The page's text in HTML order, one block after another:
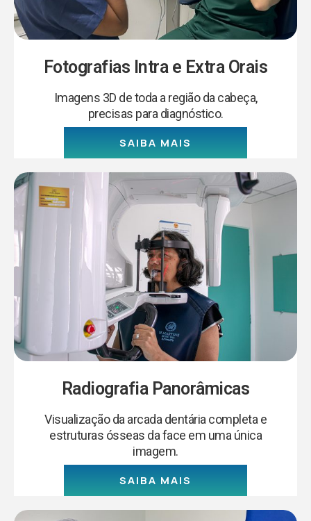
Fotografias Intra e Extra Orais
Imagens 3D de toda a região da cabeça,
precisas para diagnóstico.
SAIBA MAIS
Radiografia Panorâmicas
Visualização da arcada dentária completa e
estruturas ósseas da face em uma única
imagem.
SAIBA MAIS